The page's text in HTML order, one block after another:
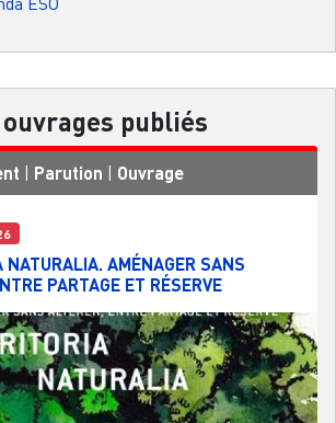
publiés
Parution Ouvrage
NATURALIA. AMÉNAGER SANS
PARTAGE ET RÉSERVE